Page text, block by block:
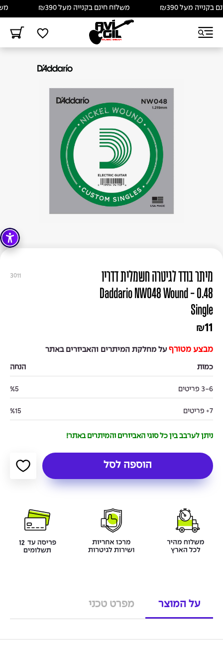
מעל ₪390 משלוח חינם בקנייה מעל ₪390
3011
מיתר בודד לגיטרה חשמלית דדריו
0.48 - Daddario NW048 Wound
Single
₪11
מבצע מטורף על מחלקת המיתרים והאביזרים באתר
כמות הנחה
3-6 פריטים %5
7+ פריטים %15
ניתן לערבב בין כל סוגי האביזרים והמיתרים באתר!
הוספה לסל
על המוצר מפרט טכני